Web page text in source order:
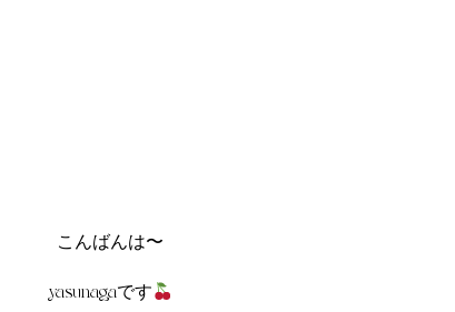
こんばんは〜
yasunagaです